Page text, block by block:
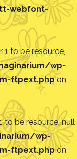
webfont-
to be resource,
wp-
ftpext.phpon
to be resource, null
wp-
ftpext.phpon